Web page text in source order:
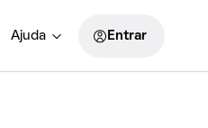
Ajuda Entrar